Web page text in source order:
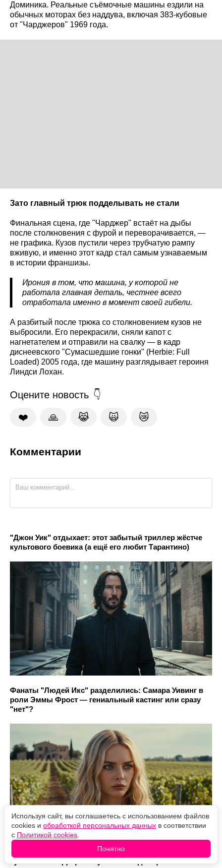
Доминика. Реальные съёмочные машины ездили на
обычных моторах без наддува, включая 383-кубовые
от "Чарджеров" 1969 года.
Зато главный трюк подделывать не стали
Финальная сцена, где "Чарджер" встаёт на дыбы
после столкновения с фурой и переворачивается, —
не графика. Кузов пустили через трубчатую рампу
вживую, и именно этот кадр стал самым узнаваемым
в истории франшизы.
Ирония в том, что машина, у которой не
работала главная деталь, честнее всего
отработала именно в момент своей гибели.
А разбитый после трюка со столкновением кузов не
выбросили. Его перекрасили, сняли капот с
нагнетателем и отправили на свалку — в кадр
диснеевского "Сумасшедшие гонки" (Herbie: Full
Loaded) 2005 года, где машину разглядывает героиня
Линдси Лохан.
Оцените новость
❤️ 🙏 😹 🙀 😿
Комментарии
"Джон Уик" отдыхает: этот забытый триллер жёстче
культового боевика (а ещё его любит Тарантино)
Фанаты "Людей Икс" разделились: Самара Уивинг в
роли Эммы Фрост — гениальный кастинг или сразу
"нет"?
"Кошмар на улице Вязов": сразу две перезагрузки
Используя сайт, вы соглашаетесь с использованием файлов
cookies и обработкой персональных данных в соответствии
с Политикой cookies
Понятно